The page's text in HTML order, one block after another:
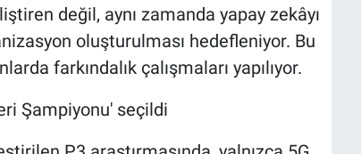
değil, aynı zamanda yapay zekâyı
oluşturulması hedefleniyor. Bu
farkındalık çalışmaları yapılıyor.
Şampiyonu' seçildi